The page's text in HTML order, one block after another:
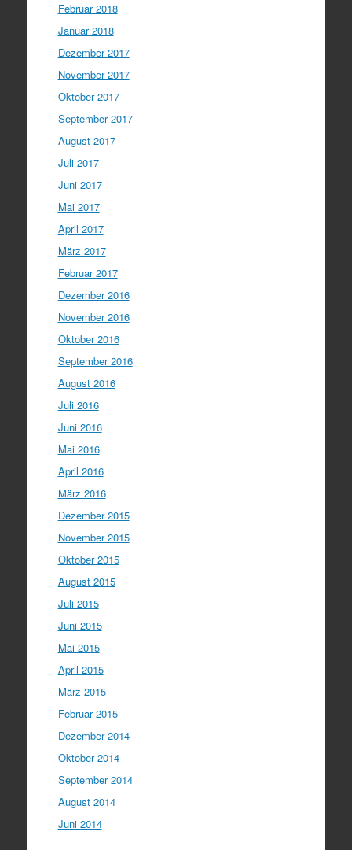
Februar 2018
Januar 2018
Dezember 2017
November 2017
Oktober 2017
September 2017
August 2017
Juli 2017
Juni 2017
Mai 2017
April 2017
März 2017
Februar 2017
Dezember 2016
November 2016
Oktober 2016
September 2016
August 2016
Juli 2016
Juni 2016
Mai 2016
April 2016
März 2016
Dezember 2015
November 2015
Oktober 2015
August 2015
Juli 2015
Juni 2015
Mai 2015
April 2015
März 2015
Februar 2015
Dezember 2014
Oktober 2014
September 2014
August 2014
Juni 2014